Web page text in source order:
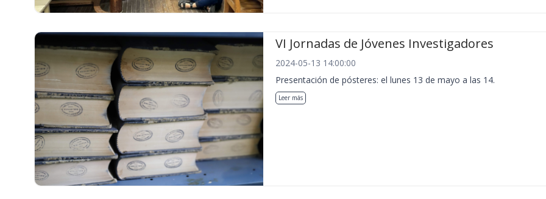
VI Jornadas de Jóvenes Investigadores
2024-05-13 14:00:00
Presentación de pósteres: el lunes 13 de mayo a las 14.
Leer más